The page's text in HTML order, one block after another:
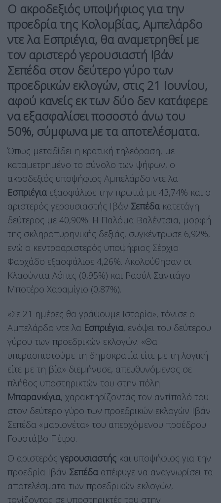
Ο ακροδεξιός υποψήφιος για την
προεδρία της Κολομβίας, Αμπελάρδο
ντε λα Εσπριέγια, θα αναμετρηθεί με
τον αριστερό γερουσιαστή Ιβάν
Σεπέδα στον δεύτερο γύρο των
προεδρικών εκλογών, στις 21 Ιουνίου,
αφού κανείς εκ των δύο δεν κατάφερε
να εξασφαλίσει ποσοστό άνω του
50%, σύμφωνα με τα αποτελέσματα.
Όπως μεταδίδει η κρατική τηλεόραση, με
καταμετρημένο το σύνολο των ψήφων, ο
ακροδεξιός υποψήφιος Αμπελάρδο ντε λα
Εσπριέγια εξασφάλισε την πρωτιά με 43,74% και ο
αριστερός γερουσιαστής Ιβάν Σεπέδα κατετάγη
δεύτερος με 40,90%. Η Παλόμα Βαλέντσια, μορφή
της σκληροπυρηνικής δεξιάς, συγκέντρωσε 6,92%,
ενώ ο κεντροαριστερός υποψήφιος Σέρχιο
Φαρχάδο εξασφάλισε 4,26%. Ακολούθησαν οι
Κλαούντια Λόπες (0,95%) και Ραούλ Σαντιάγο
Μποτέρο Χαραμίγιο (0,87%).
«Σε 21 ημέρες θα γράψουμε Ιστορία», τόνισε ο
Αμπελάρδο ντε λα Εσπριέγια, ενόψει του δεύτερου
γύρου των προεδρικών εκλογών. «Θα
υπερασπιστούμε τη δημοκρατία είτε με τη λογική
είτε με τη βία» διεμήνυσε, απευθυνόμενος σε
πλήθος υποστηρικτών του στην πόλη
Μπαρανκίγια, χαρακτηρίζοντάς τον αντίπαλό του
στον δεύτερο γύρο των προεδρικών εκλογών Ιβάν
Σεπέδα «μαριονέτα» του απερχόμενου προέδρου
Γουστάβο Πέτρο.
Ο αριστερός γερουσιαστής και υποψήφιος για την
προεδρία Ιβάν Σεπέδα απέφυγε να αναγνωρίσει τα
αποτελέσματα των προεδρικών εκλογών,
τονίζοντας σε υποστηρικτές του στην